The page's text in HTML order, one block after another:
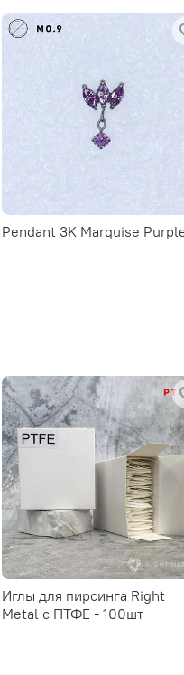
Pendant 3K Marquise
Иглы для пирсинга Right
Metal c ПТФЕ - 100шт